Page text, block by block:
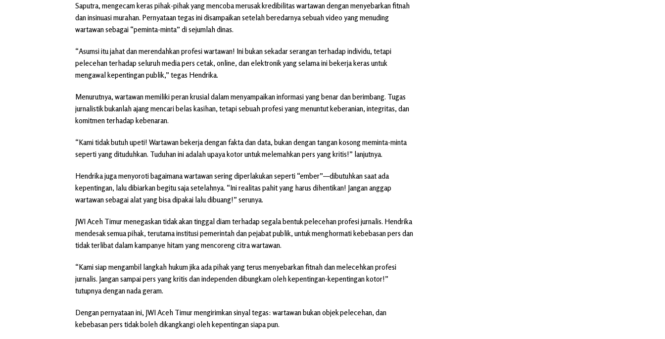
Saputra, mengecam keras pihak-pihak yang mencoba merusak kredibilitas wartawan dengan menyebarkan fitnah
dan insinuasi murahan. Pernyataan tegas ini disampaikan setelah beredarnya sebuah video yang menuding
wartawan sebagai “peminta-minta” di sejumlah dinas.
“Asumsi itu jahat dan merendahkan profesi wartawan! Ini bukan sekadar serangan terhadap individu, tetapi
pelecehan terhadap seluruh media pers cetak, online, dan elektronik yang selama ini bekerja keras untuk
mengawal kepentingan publik,” tegas Hendrika.
Menurutnya, wartawan memiliki peran krusial dalam menyampaikan informasi yang benar dan berimbang. Tugas
jurnalistik bukanlah ajang mencari belas kasihan, tetapi sebuah profesi yang menuntut keberanian, integritas, dan
komitmen terhadap kebenaran.
“Kami tidak butuh upeti! Wartawan bekerja dengan fakta dan data, bukan dengan tangan kosong meminta-minta
seperti yang dituduhkan. Tuduhan ini adalah upaya kotor untuk melemahkan pers yang kritis!” lanjutnya.
Hendrika juga menyoroti bagaimana wartawan sering diperlakukan seperti “ember”—dibutuhkan saat ada
kepentingan, lalu dibiarkan begitu saja setelahnya. “Ini realitas pahit yang harus dihentikan! Jangan anggap
wartawan sebagai alat yang bisa dipakai lalu dibuang!” serunya.
JWI Aceh Timur menegaskan tidak akan tinggal diam terhadap segala bentuk pelecehan profesi jurnalis. Hendrika
mendesak semua pihak, terutama institusi pemerintah dan pejabat publik, untuk menghormati kebebasan pers dan
tidak terlibat dalam kampanye hitam yang mencoreng citra wartawan.
“Kami siap mengambil langkah hukum jika ada pihak yang terus menyebarkan fitnah dan melecehkan profesi
jurnalis. Jangan sampai pers yang kritis dan independen dibungkam oleh kepentingan-kepentingan kotor!”
tutupnya dengan nada geram.
Dengan pernyataan ini, JWI Aceh Timur mengirimkan sinyal tegas: wartawan bukan objek pelecehan, dan
kebebasan pers tidak boleh dikangkangi oleh kepentingan siapa pun.